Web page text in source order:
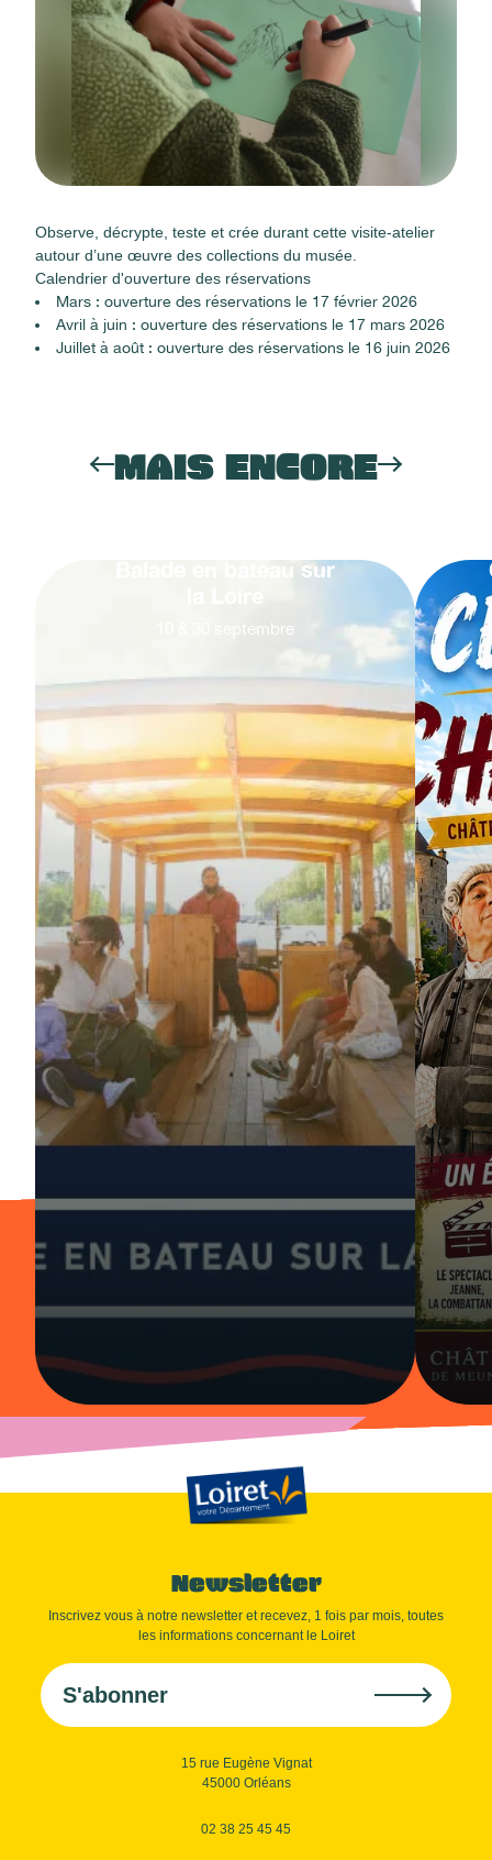
Observe, décrypte, teste et crée durant cette visite-atelier
autour d’une œuvre des collections du musée.
Calendrier d'ouverture des réservations
Mars : ouverture des réservations le 17 février 2026
Avril à juin : ouverture des réservations le 17 mars 2026
Juillet à août : ouverture des réservations le 16 juin 2026
MAIS ENCORE
Balade en bateau sur
septembre
Newsletter
Inscrivez vous à notre newsletter et recevez, 1 fois par mois, toutes
les informations concernant le Loiret
S'abonner
15 rue Eugène Vignat
45000 Orléans
02 38 25 45 45